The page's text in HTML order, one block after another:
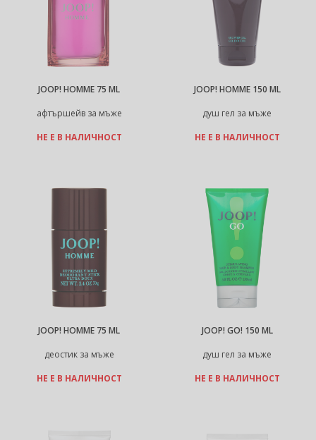
JOOP! HOMME 75 ML
афтършейв за мъже
НЕ Е В НАЛИЧНОСТ
JOOP! HOMME 150 ML
душ гел за мъже
НЕ Е В НАЛИЧНОСТ
JOOP! HOMME 75 ML
деостик за мъже
НЕ Е В НАЛИЧНОСТ
JOOP! GO! 150 ML
душ гел за мъже
НЕ Е В НАЛИЧНОСТ